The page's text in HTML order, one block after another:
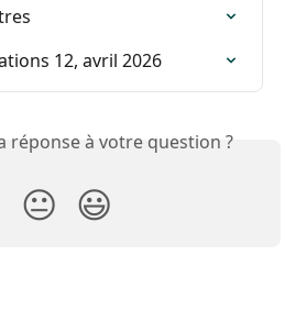
12, avril 2026
réponse à votre question ?
😐 😃